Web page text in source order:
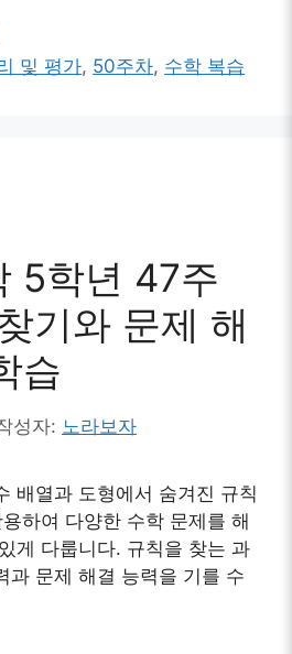
및 평가, 50주차, 수학 복습
5학년 47주
기와 문제 해
습
성자: 노라보자
배열과 도형에서 숨겨진 규칙
하여 다양한 수학 문제를 해
게 다룹니다. 규칙을 찾는 과
과 문제 해결 능력을 기를 수